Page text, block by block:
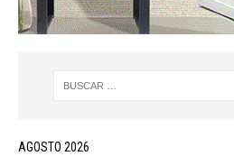
AGOSTO 2026